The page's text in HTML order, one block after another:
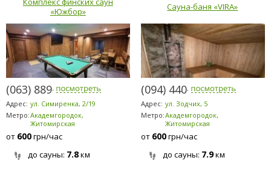
«Южбор»
(063) 889-6200
Адрес: ул. Симиренка, 2/19
Метро:Академгородок,
Житомирская
от 600грн/час
до сауны: 7.8км
Сауна-баня «VIRA»
(094) 440-0225
Адрес: ул. Зодчих, 5
Метро:Академгородок,
Житомирская
от 600грн/час
до сауны: 7.9км